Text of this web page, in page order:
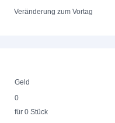
Veränderung zum Vortag
Geld
0
für 0 Stück